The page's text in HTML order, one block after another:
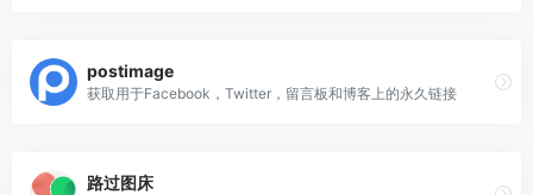
postimage
获取用于Facebook，Twitter，留言板和博客上的永久链接
路过图床